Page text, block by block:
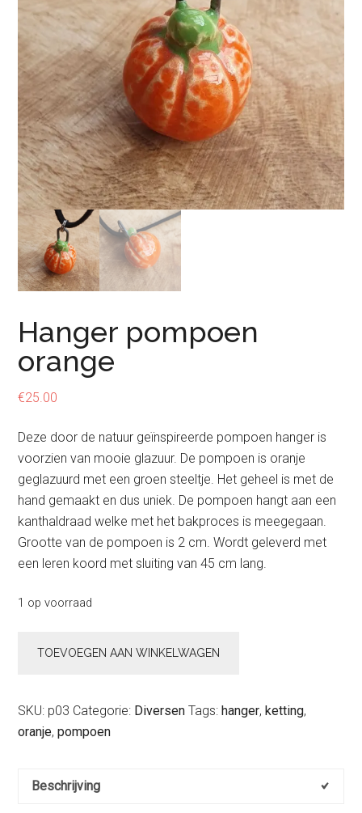
Hanger pompoen
orange
€25.00
Deze door de natuur geïnspireerde pompoen hanger is
voorzien van mooie glazuur. De pompoen is oranje
geglazuurd met een groen steeltje. Het geheel is met de
hand gemaakt en dus uniek. De pompoen hangt aan een
kanthaldraad welke met het bakproces is meegegaan.
Grootte van de pompoen is 2 cm. Wordt geleverd met
een leren koord met sluiting van 45 cm lang.
1 op voorraad
pompoen
aantal
TOEVOEGEN AAN WINKELWAGEN
SKU: p03 Categorie: Diversen Tags:hanger,ketting,
oranje,pompoen
Beschrijving